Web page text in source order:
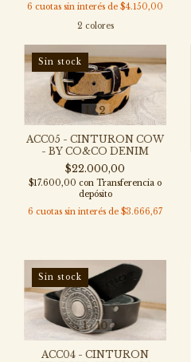
6 cuotas sin interés de $4.150,00
2 colores
1 /2
Sin stock
ACC05 - CINTURON COW
- BY CO&CO DENIM
$22.000,00
$17.600,00 con Transferencia o
depósito
6 cuotas sin interés de $3.666,67
1/10
Sin stock
ACC04 - CINTURON